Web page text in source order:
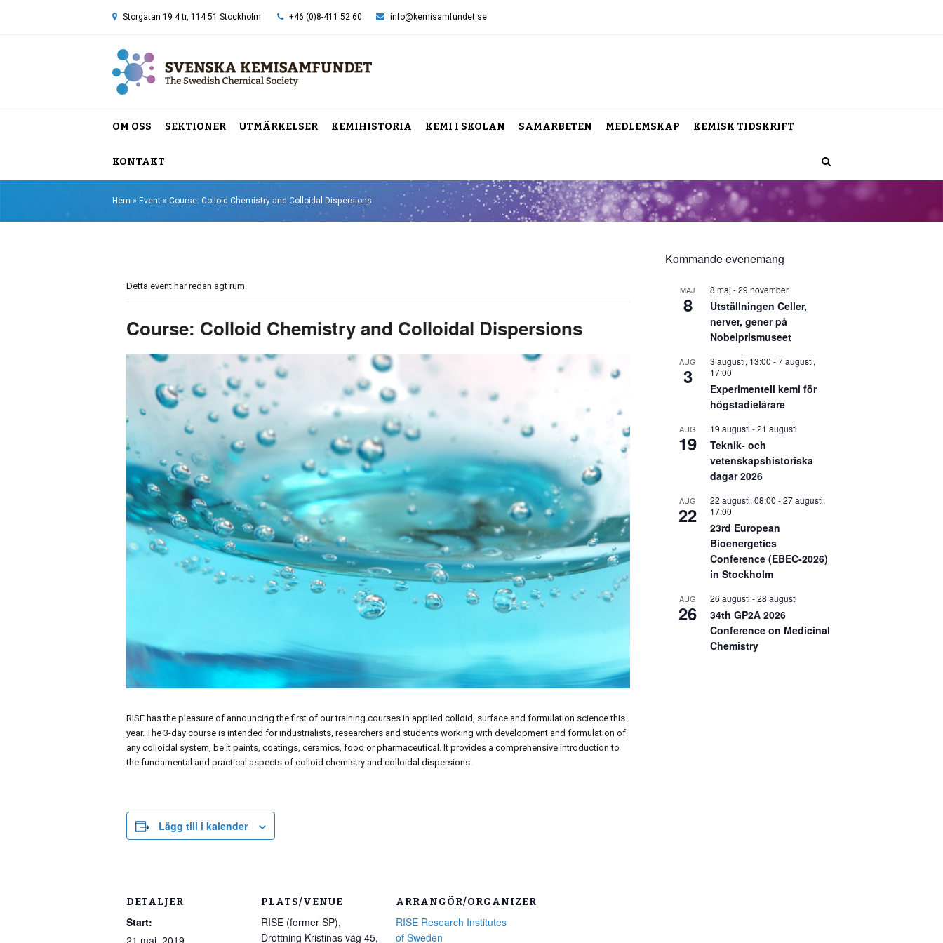
Storgatan 19 4 tr, 114 51 Stockholm +46 (0)8-411 52 60 info@kemisamfundet.se
OM OSS SEKTIONER UTMÄRKELSER KEMIHISTORIA KEMI I SKOLAN SAMARBETEN MEDLEMSKAP KEMISK TIDSKRIFT
KONTAKT
Hem » Event » Course: Colloid Chemistry and Colloidal Dispersions
Detta event har redan ägt rum.
Course: Colloid Chemistry and Colloidal Dispersions
RISE has the pleasure of announcing the first of our training courses in applied colloid, surface and formulation science this
year. The 3-day course is intended for industrialists, researchers and students working with development and formulation of
any colloidal system, be it paints, coatings, ceramics, food or pharmaceutical. It provides a comprehensive introduction to
the fundamental and practical aspects of colloid chemistry and colloidal dispersions.
Lägg till i kalender
DETALJER
Start:
PLATS/VENUE
RISE (former SP),
Drottning Kristinas väg 45,
ARRANGÖR/ORGANIZER
RISE Research Institutes
of Sweden
Kommande evenemang
MAJ
8
8 maj -29 november
Utställningen Celler,
nerver, gener på
Nobelprismuseet
AUG
3
3 augusti, 13:00 -7 augusti,
17:00
Experimentell kemi för
högstadielärare
AUG
19
19 augusti -21 augusti
Teknik- och
vetenskapshistoriska
dagar 2026
AUG
22
22 augusti, 08:00 -27 augusti,
17:00
23rd European
Bioenergetics
Conference (EBEC-2026)
in Stockholm
AUG
26
26 augusti -28 augusti
34th GP2A 2026
Conference on Medicinal
Chemistry